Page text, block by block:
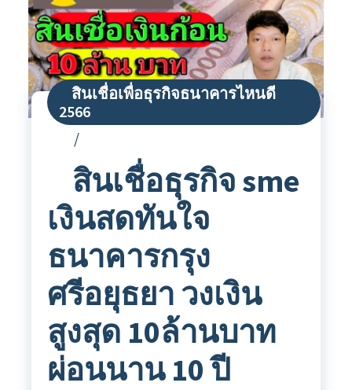
สินเชื่อเพื่อธุรกิจธนาคารไหนดี
2566
สินเชื่อธุรกิจ sme
เงินสดทันใจ
ธนาคารกรุง
ศรีอยุธยา วงเงิน
สูงสุด 10ล้านบาท
ผ่อนนาน 10 ปี